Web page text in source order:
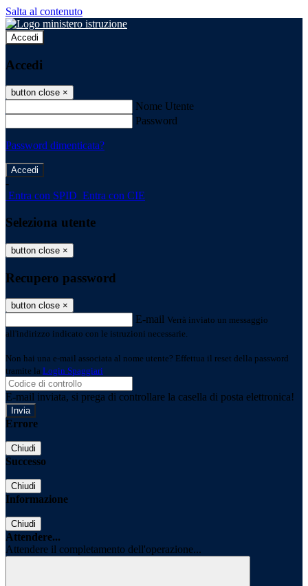
Salta al contenuto
Accedi
Accedi
button close ×
Nome Utente
Password
Password dimenticata?
-
Entra con SPID Entra con CIE
Seleziona utente
button close ×
Recupero password
button close ×
E-mail Verrà inviato un messaggio
all'indirizzo indicato con le istruzioni necessarie.
Non hai una e-mail associata al nome utente? Effettua il reset della password
tramite la Login Spaggiari
E-mail inviata, si prega di controllare la casella di posta elettronica!
Errore
Chiudi
Successo
Chiudi
Informazione
Chiudi
Attendere...
Attendere il completamento dell'operazione...